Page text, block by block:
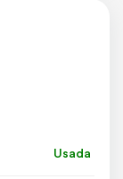
Usada